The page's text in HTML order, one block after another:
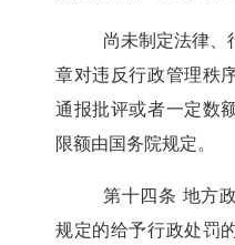
尚未制定法律、
章对违反行政管理秩
通报批评或者一定数
限额由国务院规定。
第十四条 地方
规定的给予行政处罚